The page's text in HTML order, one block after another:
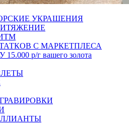
УКРАШЕНИЯ
С МАРКЕТПЛЕСА
р/г вашего золота